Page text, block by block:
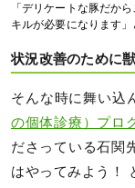
「デリケートな豚だか
キルが必要になります
状況改善のために
そんな時に舞い込
の個体診療）プロ
ださっている石関
はやってみよう！